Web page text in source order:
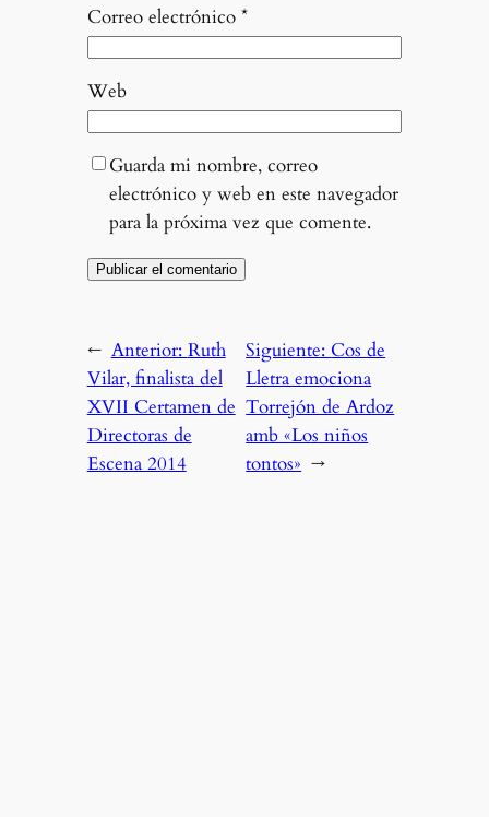
Correo electrónico *
Web
Guarda mi nombre, correo
electrónico y web en este navegador
para la próxima vez que comente.
← Anterior: Ruth
Vilar, finalista del
XVII Certamen de
Directoras de
Escena 2014
Siguiente: Cos de
Lletra emociona
Torrejón de Ardoz
amb «Los niños
tontos» →